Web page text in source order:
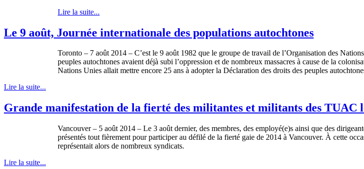
Lire la suite...
Le 9 août, Journée internationale des populations autochtones
Toronto – 7 août 2014 – C’est le 9 août 1982 que le groupe de travail de l’Organisation des
peuples autochtones avaient déjà subi l’oppression et de nombreux massacres à cause de la
Nations Unies allait mettre encore 25 ans à adopter la Déclaration des droits des peuples
Lire la suite...
Grande manifestation de la fierté des militantes et militants des TUAC
Vancouver – 5 août 2014 – Le 3 août dernier, des membres, des employé(e)s ainsi que des
présentés tout fièrement pour participer au défilé de la fierté gaie de 2014 à Vancouver. À cette
représentait alors de nombreux syndicats.
Lire la suite...